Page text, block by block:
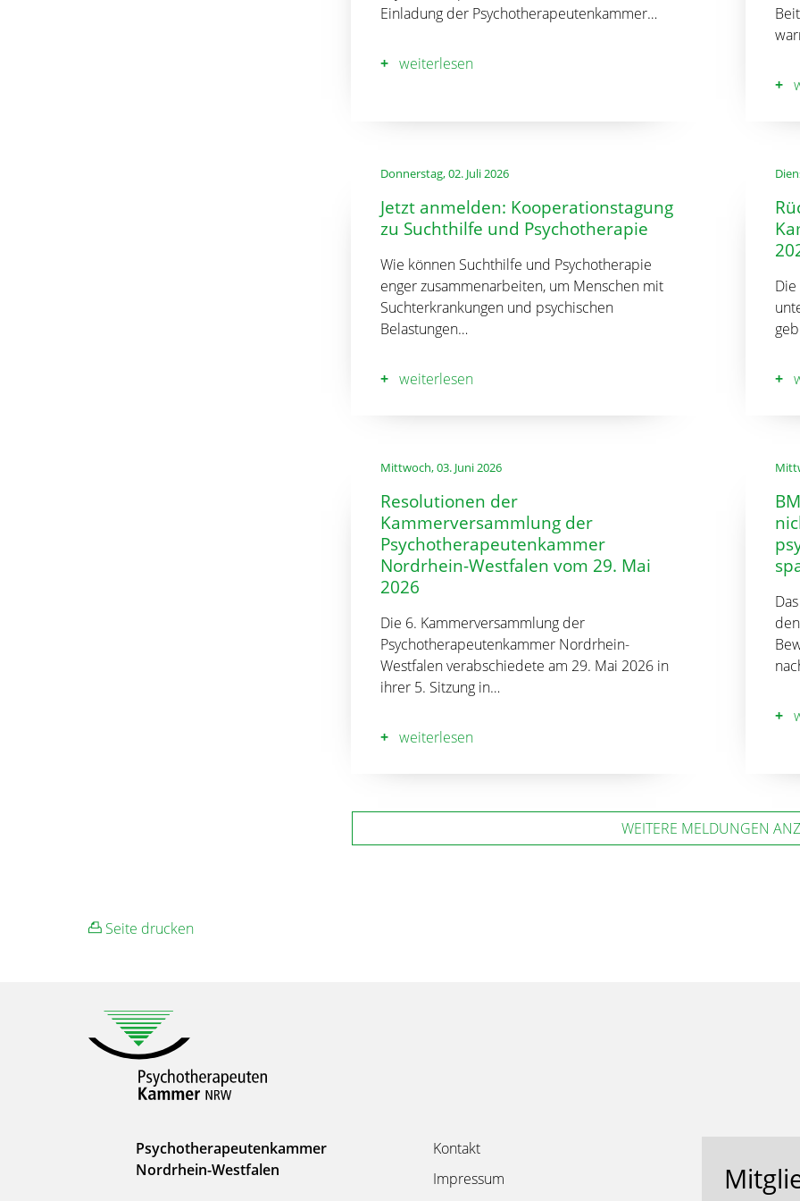
Einladung der Psychotherapeutenkammer…
weiterlesen
Donnerstag, 02. Juli 2026
Jetzt anmelden: Kooperationstagung
zu Suchthilfe und Psychotherapie
Wie können Suchthilfe und Psychotherapie
enger zusammenarbeiten, um Menschen mit
Suchterkrankungen und psychischen
Belastungen…
weiterlesen
Mittwoch, 03. Juni 2026
Resolutionen der
Kammerversammlung der
Psychotherapeutenkammer
Nordrhein-Westfalen vom 29. Mai
2026
Die 6. Kammerversammlung der
Psychotherapeutenkammer Nordrhein-
Westfalen verabschiedete am 29. Mai 2026 in
ihrer 5. Sitzung in…
weiterlesen
WEITERE MELDUNGEN
Seite drucken
Psychotherapeutenkammer
Nordrhein-Westfalen
Kontakt
Impressum